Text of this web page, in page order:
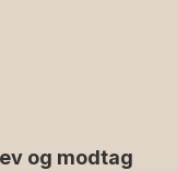
og modtag